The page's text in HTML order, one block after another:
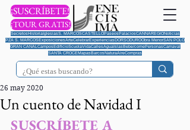
¡SUSCRÍBETE!
¡TOUR GRATIS!
SecretosHistoriaIglesiasS. MARCOSCASTELLOPaseosPalaciosCANNAREGIONoticias
PZA S. MARCOSExposicionesArteCelebrarExperienciasDORSODUROObra MenorSAN POLO
GRAN CANAL CamposEdificioScuolaVidaCallesAguaIslasBebe/comePersonasCarnaval
SANTA CROCEMapasBarcosNaturaAireCompras
Un cuento de Navidad I
26 may 2020
SUSCRÍBETE A